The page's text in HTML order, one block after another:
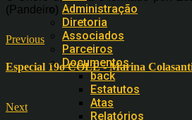
Administração
Diretoria
Associados
Parceiros
Documentos
back
Estatutos
Atas
Relatórios
(Pandeiro)
Previous
Especial 19o COLE - Marina
Next